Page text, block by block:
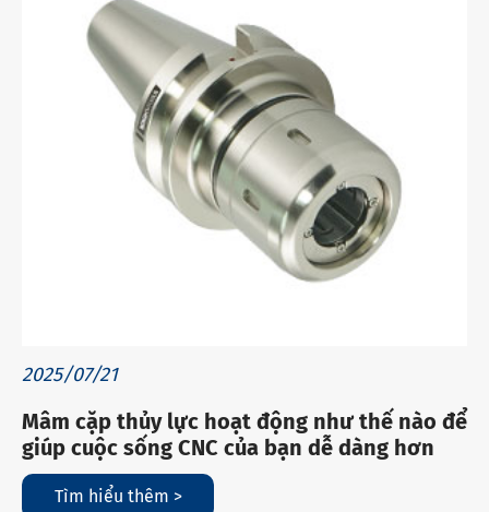
2025/07/21
Mâm cặp thủy lực hoạt động như thế nào để
giúp cuộc sống CNC của bạn dễ dàng hơn
Tìm hiểu thêm >